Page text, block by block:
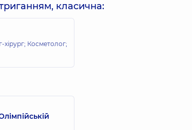
класична:
Косметолог;